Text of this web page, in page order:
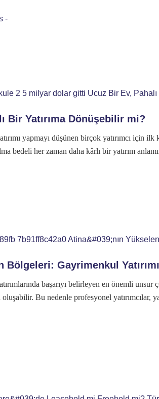
Bir Yatırıma Dönüşebilir mi?
yapmayı düşünen birçok yatırımcı
bedeli her zaman daha kârlı bir yatırım
Bölgeleri: Gayrimenkul
başarıyı belirleyen en önemli
oluşabilir. Bu nedenle profesyonel